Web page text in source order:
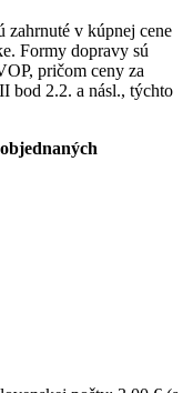
zahrnuté v kúpnej cene
Formy dopravy sú
pričom ceny za
bod 2.2. a násl., týchto